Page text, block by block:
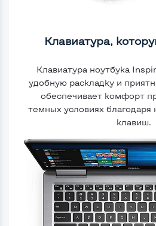
Клавиатура,
Клавиатура ноутбука
удобную раскладку и
обеспечивает комфорт
темных условиях благодаря
клавиш.